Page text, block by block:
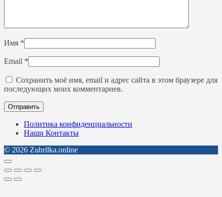
Имя *
Email *
Сохранить моё имя, email и адрес сайта в этом браузере для
последующих моих комментариев.
Политика конфиденциальности
Наши Контакты
© 2026 Zubrilka.online